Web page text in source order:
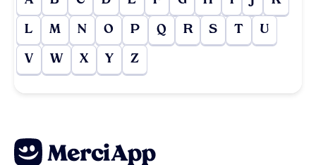
L M N O P Q R S T U
V W X Y Z